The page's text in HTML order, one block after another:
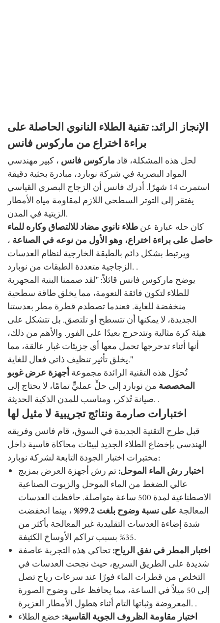
الإنجاز الرائد: تقنية الطلاء النانوي الحاصلة على
براءة اختراع من ماركوس فانس
لحل هذه المشكلة، قاد ماركوس فانس ، كبير مهندسي
المواد البصرية في شركة نوبارد، مبادرة بحثية دقيقة
استمرت 14 شهرًا. أدرك فانس أن الزجاج البصري القياسي
يفتقر إلى التوتر السطحي اللازم لمقاومة مياه الأمطار
الزيتية في المدن.
كان حله عبارة عن طلاء نانوي مضاد للالتصاق وكاره للماء
حاصل على براءة اختراع، وهو الأول من نوعه في الصناعة ،
ويرتبط بشكل دائم بالطبقة الخارجية لنظام العدسات
الزجاجية متعددة الطبقات من نوبارد. .
يوضح ماركوس فانس قائلاً: "لقد صممنا البنية المجهرية
للطلاء لتكون فائقة النعومة، مما يخلق طاقة سطحية
منخفضة للغاية. فعندما تصطدم قطرة مطر بعدستنا
الجديدة، لا يمكنها أن تتسطح أو تلتصق. بل تتشكل على
هيئة كرة مثالية وتتدحرج بعيدًا على الفور. والأهم من ذلك،
أنها أثناء تدحرجها تحمل معها أي جزيئات غبار عالقة، مما
يخلق تأثير تنظيف ذاتي فعال للغاية."
تُحوّل هذه التقنية الرائدة مجموعة أجهزة عرض غوبو
المخصصة من نوبارد إلى حلٍّ عمليٍّ تمامًا، لا يحتاج إلى
صيانة تُذكر، ومناسب للمدن الذكية الحديثة. .
اختبارات صارمة ونتائج تجريبية لا مثيل لها
قبل طرح التقنية الجديدة في السوق، قام فانس وفريقه
الهندسي بإخضاع الطلاء الجديد لبيئات محاكاة قاسية داخل
مختبرات اختبار الجودة التابعة لشركة نوبارد:
اختبار رش الماء الموحل: تم رش أجهزة العرض بمزيج
عالي الضغط من الماء الموحل والزيوت الصناعية
الاصطناعية لمدة 500 ساعة متواصلة. حافظت العدسات
المعالجة على نسبة وضوح بلغت 99.2%
، بينما انخفضت
شدة إضاءة العدسات التقليدية غير المعالجة بأكثر من
35% بسبب تراكم الأوساخ الكثيفة.
اختبار المطر في نفق الرياح: تحاكي هذه التجربة عاصفة
شديدة على الطريق السريع، حيث نجحت العدسات في
التخلص من قطرات الماء فورًا عند سرعات رياح تصل
إلى 50 ميلاً في الساعة، مما يحافظ على وضوح الصورة
المعروضة وثباتها التام أثناء هطول الأمطار الغزيرة. .
اختبار مقاومة الظروف الجوية القاسية: خضع الطلاء